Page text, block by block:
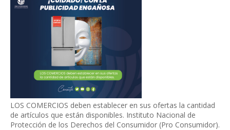
LOS COMERCIOS deben establecer en sus ofertas la cantidad
de artículos que están disponibles. Instituto Nacional de
Protección de los Derechos del Consumidor (Pro Consumidor).